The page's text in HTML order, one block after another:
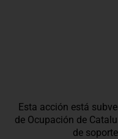
Esta acción está
de Ocupación de
de